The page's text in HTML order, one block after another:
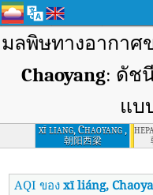
มลพิษทางอากาศ
Chaoyang: ดัช
แบ
xī liang, Chaoyang ,
Chaoyang
朝阳西梁
AQI ของxī liáng,